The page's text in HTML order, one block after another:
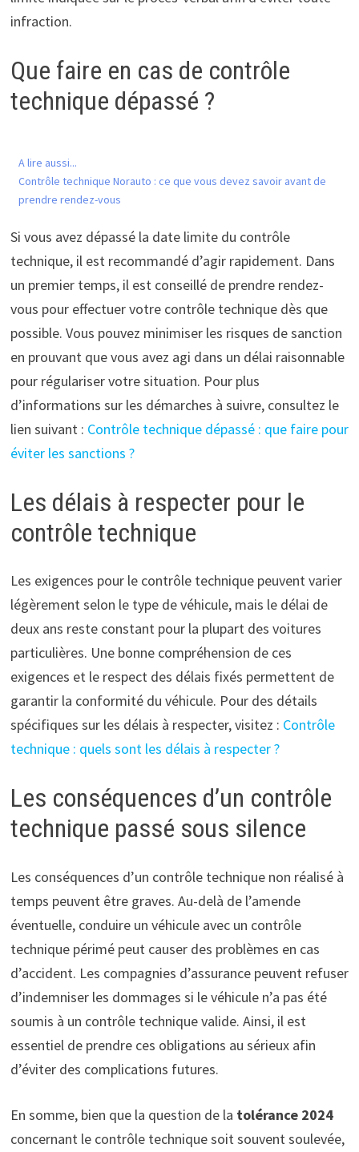
infraction.
Que faire en cas de contrôle
technique dépassé ?
A lire aussi...
Contrôle technique Norauto : ce que vous devez savoir avant de
prendre rendez-vous
Si vous avez dépassé la date limite du contrôle
technique, il est recommandé d’agir rapidement. Dans
un premier temps, il est conseillé de prendre rendez-
vous pour effectuer votre contrôle technique dès que
possible. Vous pouvez minimiser les risques de sanction
en prouvant que vous avez agi dans un délai raisonnable
pour régulariser votre situation. Pour plus
d’informations sur les démarches à suivre, consultez le
lien suivant : Contrôle technique dépassé : que faire pour
éviter les sanctions ?
Les délais à respecter pour le
contrôle technique
Les exigences pour le contrôle technique peuvent varier
légèrement selon le type de véhicule, mais le délai de
deux ans reste constant pour la plupart des voitures
particulières. Une bonne compréhension de ces
exigences et le respect des délais fixés permettent de
garantir la conformité du véhicule. Pour des détails
spécifiques sur les délais à respecter, visitez : Contrôle
technique : quels sont les délais à respecter ?
Les conséquences d’un contrôle
technique passé sous silence
Les conséquences d’un contrôle technique non réalisé à
temps peuvent être graves. Au-delà de l’amende
éventuelle, conduire un véhicule avec un contrôle
technique périmé peut causer des problèmes en cas
d’accident. Les compagnies d’assurance peuvent refuser
d’indemniser les dommages si le véhicule n’a pas été
soumis à un contrôle technique valide. Ainsi, il est
essentiel de prendre ces obligations au sérieux afin
d’éviter des complications futures.
En somme, bien que la question de la tolérance 2024
concernant le contrôle technique soit souvent soulevée,